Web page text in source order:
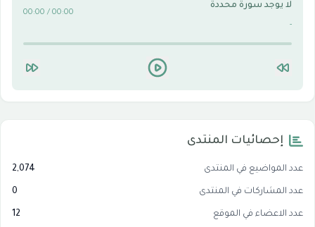
لا يوجد سورة محددة
-
00:00 / 00:00
إحصائيات المنتدى
عدد المواضيع في المنتدى 2,074
عدد المشاركات في المنتدى 0
عدد الاعضاء في الموقع 12